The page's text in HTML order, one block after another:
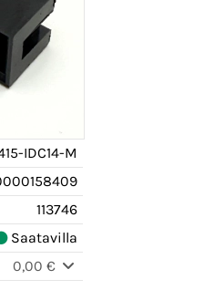
IDC14-M
113746
Saatavilla
0,00 €